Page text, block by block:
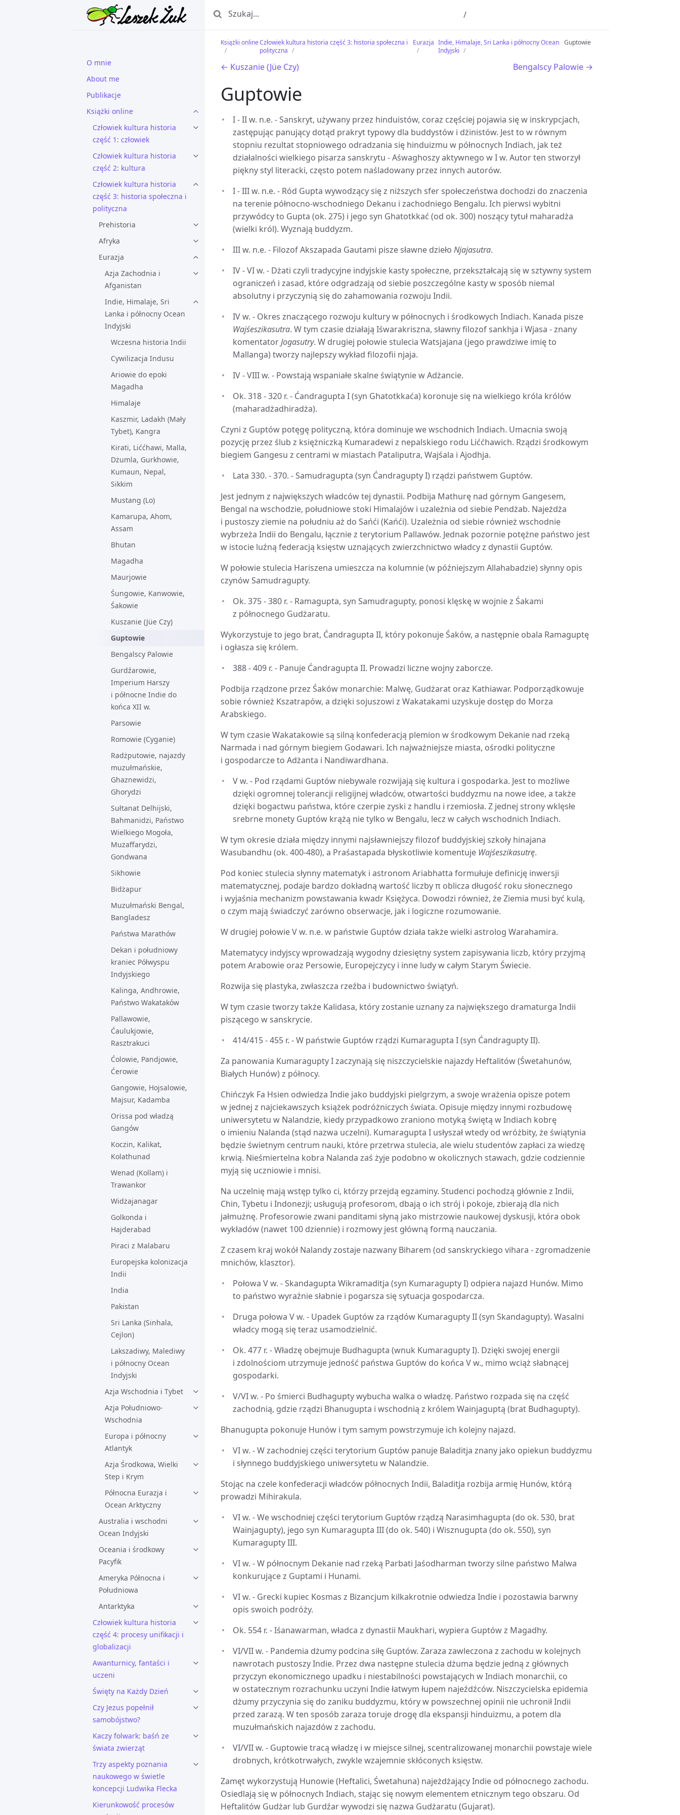
O mnie
About me
Publikacje
Książki online
Człowiek kultura historia
część 1: człowiek
Człowiek kultura historia
część 2: kultura
Człowiek kultura historia
część 3: historia społeczna i
polityczna
Prehistoria
Afryka
Eurazja
Azja Zachodnia i
Afganistan
Indie, Himalaje, Sri
Lanka i północny Ocean
Indyjski
Wczesna historia Indii
Cywilizacja Indusu
Ariowie do epoki
Magadha
Himalaje
Kaszmir, Ladakh (Mały
Tybet), Kangra
Kirati, Liććhawi, Malla,
Dżumla, Gurkhowie,
Kumaun, Nepal,
Sikkim
Mustang (Lo)
Kamarupa, Ahom,
Assam
Bhutan
Magadha
Maurjowie
Śungowie, Kanwowie,
Śakowie
Kuszanie (Jüe Czy)
Guptowie
Bengalscy Palowie
Gurdźarowie,
Imperium Harszy
i północne Indie do
końca XII w.
Parsowie
Romowie (Cyganie)
Radżputowie, najazdy
muzułmańskie,
Ghaznewidzi,
Ghorydzi
Sułtanat Delhijski,
Bahmanidzi, Państwo
Wielkiego Mogoła,
Muzaffarydzi,
Gondwana
Sikhowie
Bidżapur
Muzułmański Bengal,
Bangladesz
Państwa Marathów
Dekan i południowy
kraniec Półwyspu
Indyjskiego
Kalinga, Andhrowie,
Państwo Wakataków
Pallawowie,
Ćaulukjowie,
Rasztrakuci
Ćolowie, Pandjowie,
Ćerowie
Gangowie, Hojsalowie,
Majsur, Kadamba
Orissa pod władzą
Gangów
Koczin, Kalikat,
Kolathunad
Wenad (Kollam) i
Trawankor
Widżajanagar
Golkonda i
Hajderabad
Piraci z Malabaru
Europejska kolonizacja
Indii
India
Pakistan
Sri Lanka (Sinhala,
Cejlon)
Lakszadiwy, Malediwy
i północny Ocean
Indyjski
Azja Wschodnia i Tybet
Azja Południowo-
Wschodnia
Europa i północny
Atlantyk
Azja Środkowa, Wielki
Step i Krym
Północna Eurazja i
Ocean Arktyczny
Australia i wschodni
Ocean Indyjski
Oceania i środkowy
Pacyfik
Ameryka Północna i
Południowa
Antarktyka
Człowiek kultura historia
część 4: procesy unifikacji i
globalizacji
Awanturnicy, fantaści i
uczeni
Święty na Każdy Dzień
Czy Jezus popełnił
samobójstwo?
Kaczy folwark: baśń ze
świata zwierząt
Trzy aspekty poznania
naukowego w świetle
koncepcji Ludwika Flecka
Kierunkowość procesów
Książki onlineCzłowiek kultura historia część 3: historia społeczna i
polityczna
Eurazja Indie, Himalaje, Sri Lanka i północny Ocean
Indyjski
Guptowie
← Kuszanie (Jüe Czy) Bengalscy Palowie →
Guptowie
I - II w. n.e. - Sanskryt, używany przez hinduistów, coraz częściej pojawia się w inskrypcjach,
zastępując panujący dotąd prakryt typowy dla buddystów i dżinistów. Jest to w równym
stopniu rezultat stopniowego odradzania się hinduizmu w północnych Indiach, jak też
działalności wielkiego pisarza sanskrytu - Aśwaghoszy aktywnego w I w. Autor ten stworzył
piękny styl literacki, często potem naśladowany przez innych autorów.
I - III w. n.e. - Ród Gupta wywodzący się z niższych sfer społeczeństwa dochodzi do znaczenia
na terenie północno-wschodniego Dekanu i zachodniego Bengalu. Ich pierwsi wybitni
przywódcy to Gupta (ok. 275) i jego syn Ghatotkkać (od ok. 300) noszący tytuł maharadża
(wielki król). Wyznają buddyzm.
III w. n.e. - Filozof Akszapada Gautami pisze sławne dzieło Njajasutra.
IV - VI w. - Dżati czyli tradycyjne indyjskie kasty społeczne, przekształcają się w sztywny system
ograniczeń i zasad, które odgradzają od siebie poszczególne kasty w sposób niemal
absolutny i przyczynią się do zahamowania rozwoju Indii.
IV w. - Okres znaczącego rozwoju kultury w północnych i środkowych Indiach. Kanada pisze
Wajśeszikasutra. W tym czasie działają Iśwarakriszna, sławny filozof sankhja i Wjasa - znany
komentatorJogasutry. W drugiej połowie stulecia Watsjajana (jego prawdziwe imię to
Mallanga) tworzy najlepszy wykład filozofii njaja.
IV - VIII w. - Powstają wspaniałe skalne świątynie w Adżancie.
Ok. 318 - 320 r. - Ćandragupta I (syn Ghatotkkaća) koronuje się na wielkiego króla królów
(maharadżadhiradża).
Czyni z Guptów potęgę polityczną, która dominuje we wschodnich Indiach. Umacnia swoją
pozycję przez ślub z księżniczką Kumaradewi z nepalskiego rodu Liććhawich. Rządzi środkowym
biegiem Gangesu z centrami w miastach Pataliputra, Wajśala i Ajodhja.
Lata 330. - 370. - Samudragupta (syn Ćandragupty I) rządzi państwem Guptów.
Jest jednym z największych władców tej dynastii. Podbija Mathurę nad górnym Gangesem,
Bengal na wschodzie, południowe stoki Himalajów i uzależnia od siebie Pendżab. Najeżdża
i pustoszy ziemie na południu aż do Sańći (Kańći). Uzależnia od siebie również wschodnie
wybrzeża Indii do Bengalu, łącznie z terytorium Pallawów. Jednak pozornie potężne państwo jest
w istocie luźną federacją księstw uznających zwierzchnictwo władcy z dynastii Guptów.
W połowie stulecia Hariszena umieszcza na kolumnie (w późniejszym Allahabadzie) słynny opis
czynów Samudragupty.
Ok. 375 - 380 r. - Ramagupta, syn Samudragupty, ponosi klęskę w wojnie z Śakami
z północnego Gudżaratu.
Wykorzystuje to jego brat, Ćandragupta II, który pokonuje Śaków, a następnie obala Ramaguptę
i ogłasza się królem.
388 - 409 r. - Panuje Ćandragupta II. Prowadzi liczne wojny zaborcze.
Podbija rządzone przez Śaków monarchie: Malwę, Gudżarat oraz Kathiawar. Podporządkowuje
sobie również Kszatrapów, a dzięki sojuszowi z Wakatakami uzyskuje dostęp do Morza
Arabskiego.
W tym czasie Wakatakowie są silną konfederacją plemion w środkowym Dekanie nad rzeką
Narmada i nad górnym biegiem Godawari. Ich najważniejsze miasta, ośrodki polityczne
i gospodarcze to Adżanta i Nandiwardhana.
V w. - Pod rządami Guptów niebywale rozwijają się kultura i gospodarka. Jest to możliwe
dzięki ogromnej tolerancji religijnej władców, otwartości buddyzmu na nowe idee, a także
dzięki bogactwu państwa, które czerpie zyski z handlu i rzemiosła. Z jednej strony wklęsłe
srebrne monety Guptów krążą nie tylko w Bengalu, lecz w całych wschodnich Indiach.
W tym okresie działa między innymi najsławniejszy filozof buddyjskiej szkoły hinajana
Wasubandhu (ok. 400-480), a Praśastapada błyskotliwie komentuje Wajśeszikasutrę.
Pod koniec stulecia słynny matematyk i astronom Ariabhatta formułuje definicję inwersji
matematycznej, podaje bardzo dokładną wartość liczby π oblicza długość roku słonecznego
i wyjaśnia mechanizm powstawania kwadr Księżyca. Dowodzi również, że Ziemia musi być kulą,
o czym mają świadczyć zarówno obserwacje, jak i logiczne rozumowanie.
W drugiej połowie V w. n.e. w państwie Guptów działa także wielki astrolog Warahamira.
Matematycy indyjscy wprowadzają wygodny dziesiętny system zapisywania liczb, który przyjmą
potem Arabowie oraz Persowie, Europejczycy i inne ludy w całym Starym Świecie.
Rozwija się plastyka, zwłaszcza rzeźba i budownictwo świątyń.
W tym czasie tworzy także Kalidasa, który zostanie uznany za największego dramaturga Indii
piszącego w sanskrycie.
414/415 - 455 r. - W państwie Guptów rządzi Kumaragupta I (syn Ćandragupty II).
Za panowania Kumaragupty I zaczynają się niszczycielskie najazdy Heftalitów (Śwetahunów,
Białych Hunów) z północy.
Chińczyk Fa Hsien odwiedza Indie jako buddyjski pielgrzym, a swoje wrażenia opisze potem
w jednej z najciekawszych książek podróżniczych świata. Opisuje między innymi rozbudowę
uniwersytetu w Nalandzie, kiedy przypadkowo zraniono motyką świętą w Indiach kobrę
o imieniu Nalanda (stąd nazwa uczelni). Kumaragupta I usłyszał wtedy od wróżbity, że świątynia
będzie świetnym centrum nauki, które przetrwa stulecia, ale wielu studentów zapłaci za wiedzę
krwią. Nieśmiertelna kobra Nalanda zaś żyje podobno w okolicznych stawach, gdzie codziennie
myją się uczniowie i mnisi.
Na uczelnię mają wstęp tylko ci, którzy przejdą egzaminy. Studenci pochodzą głównie z Indii,
Chin, Tybetu i Indonezji; usługują profesorom, dbają o ich strój i pokoje, zbierają dla nich
jałmużnę. Profesorowie zwani panditami słyną jako mistrzowie naukowej dyskusji, która obok
wykładów (nawet 100 dziennie) i rozmowy jest główną formą nauczania.
Z czasem kraj wokół Nalandy zostaje nazwany Biharem (od sanskryckiego vihara - zgromadzenie
mnichów, klasztor).
Połowa V w. - Skandagupta Wikramaditja (syn Kumaragupty I) odpiera najazd Hunów. Mimo
to państwo wyraźnie słabnie i pogarsza się sytuacja gospodarcza.
Druga połowa V w. - Upadek Guptów za rządów Kumaragupty II (syn Skandagupty). Wasalni
władcy mogą się teraz usamodzielnić.
Ok. 477 r. - Władzę obejmuje Budhagupta (wnuk Kumaragupty I). Dzięki swojej energii
i zdolnościom utrzymuje jedność państwa Guptów do końca V w., mimo wciąż słabnącej
gospodarki.
V/VI w. - Po śmierci Budhagupty wybucha walka o władzę. Państwo rozpada się na część
zachodnią, gdzie rządzi Bhanugupta i wschodnią z królem Wainjaguptą (brat Budhagupty).
Bhanugupta pokonuje Hunów i tym samym powstrzymuje ich kolejny najazd.
VI w. - W zachodniej części terytorium Guptów panuje Baladitja znany jako opiekun buddyzmu
i słynnego buddyjskiego uniwersytetu w Nalandzie.
Stojąc na czele konfederacji władców północnych Indii, Baladitja rozbija armię Hunów, którą
prowadzi Mihirakula.
VI w. - We wschodniej części terytorium Guptów rządzą Narasimhagupta (do ok. 530, brat
Wainjagupty), jego syn Kumaragupta III (do ok. 540) i Wisznugupta (do ok. 550), syn
Kumaragupty III.
VI w. - W północnym Dekanie nad rzeką Parbati Jaśodharman tworzy silne państwo Malwa
konkurujące z Guptami i Hunami.
VI w. - Grecki kupiec Kosmas z Bizancjum kilkakrotnie odwiedza Indie i pozostawia barwny
opis swoich podróży.
Ok. 554 r. - Iśanawarman, władca z dynastii Maukhari, wypiera Guptów z Magadhy.
VI/VII w. - Pandemia dżumy podcina siłę Guptów. Zaraza zawleczona z zachodu w kolejnych
nawrotach pustoszy Indie. Przez dwa następne stulecia dżuma będzie jedną z głównych
przyczyn ekonomicznego upadku i niestabilności powstających w Indiach monarchii, co
w ostatecznym rozrachunku uczyni Indie łatwym łupem najeźdźców. Niszczycielska epidemia
dżumy przyczynia się do zaniku buddyzmu, który w powszechnej opinii nie uchronił Indii
przed zarazą. W ten sposób zaraza toruje drogę dla ekspansji hinduizmu, a potem dla
muzułmańskich najazdów z zachodu.
VI/VII w. - Guptowie tracą władzę i w miejsce silnej, scentralizowanej monarchii powstaje wiele
drobnych, krótkotrwałych, zwykle wzajemnie skłóconych księstw.
Zamęt wykorzystują Hunowie (Heftalici, Śwetahuna) najeżdżający Indie od północnego zachodu.
Osiedlają się w północnych Indiach, stając się nowym elementem etnicznym tego obszaru. Od
Heftalitów Gudżar lub Gurdźar wywodzi się nazwa Gudżaratu (Gujarat).